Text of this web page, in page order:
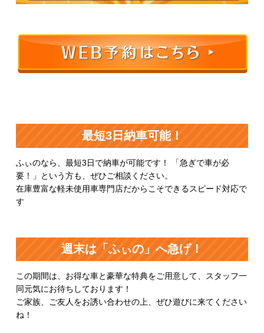
最短3日納車可能！
ふぃのなら、最短3日で納車が可能です！ 「急ぎで車が必
要！」という方も、ぜひご相談ください。
在庫豊富な軽未使用車専門店だからこそできるスピード対応で
す
週末は「ふぃの」へ急げ！
この期間は、お得な車と豪華な特典をご用意して、スタッフ一
同元気にお待ちしております！
ご家族、ご友人をお誘い合わせの上、ぜひ遊びに来てください
ね！